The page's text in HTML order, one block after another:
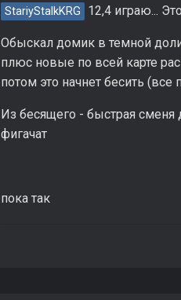
StariyStalkKRG 12,4 играю...
Обыскал домик в темной
плюс новые по всей карте
потом это начнет бесить
Из бесящего - быстрая сменя
фигачат
пока так